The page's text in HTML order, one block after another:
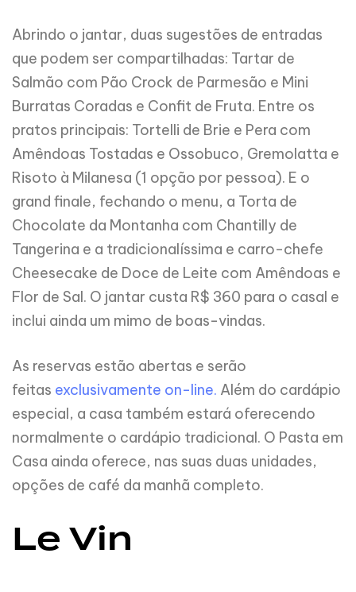
Abrindo o jantar, duas sugestões de entradas
que podem ser compartilhadas: Tartar de
Salmão com Pão Crock de Parmesão e Mini
Burratas Coradas e Confit de Fruta. Entre os
pratos principais: Tortelli de Brie e Pera com
Amêndoas Tostadas e Ossobuco, Gremolatta e
Risoto à Milanesa (1 opção por pessoa). E o
grand finale, fechando o menu, a Torta de
Chocolate da Montanha com Chantilly de
Tangerina e a tradicionalíssima e carro-chefe
Cheesecake de Doce de Leite com Amêndoas e
Flor de Sal. O jantar custa R$ 360 para o casal e
inclui ainda um mimo de boas-vindas.
As reservas estão abertas e serão
feitas exclusivamente on-line. Além do cardápio
especial, a casa também estará oferecendo
normalmente o cardápio tradicional. O Pasta em
Casa ainda oferece, nas suas duas unidades,
opções de café da manhã completo.
Le Vin